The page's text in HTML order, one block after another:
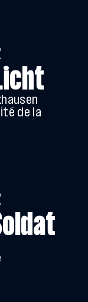
de la